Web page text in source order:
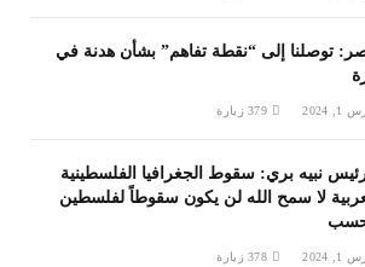
توصلنا إلى “نقطة تفاهم” بشأن هدنة في
2024
379 زيارة
نبيه بري: سقوط الجغرافيا الفلسطينية
لا سمح الله لن يكون سقوطاً لفلسطين
2024
378 زيارة